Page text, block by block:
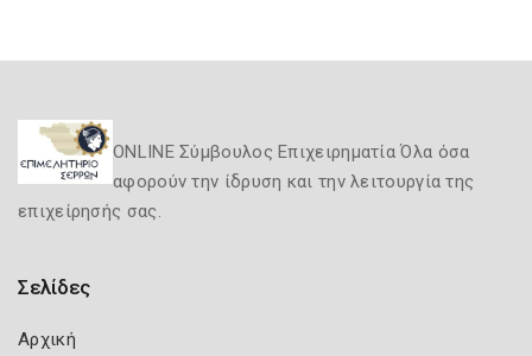
ONLINE Σύμβουλος Επιχειρηματία Όλα όσα
αφορούν την ίδρυση και την λειτουργία της
επιχείρησής σας.
Σελίδες
Αρχική